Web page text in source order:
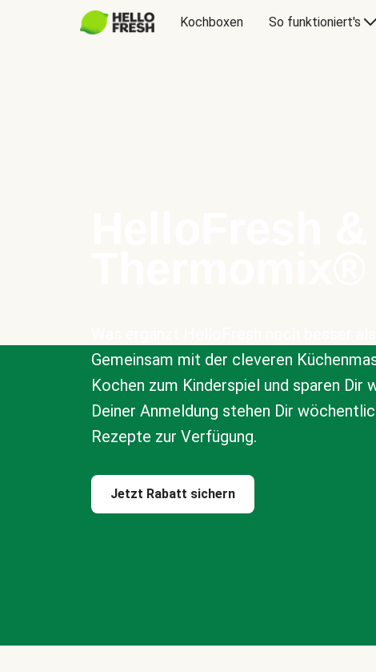
Kochboxen So funktioniert's
Gemeinsam mit der cleveren
Kochen zum Kinderspiel und sparen Dir
Deiner Anmeldung stehen Dir
Rezepte zur Verfügung.
Jetzt Rabatt sichern